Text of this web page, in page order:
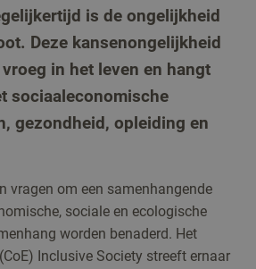
is de ongelijkheid
Deze kansenongelijkheid
in het leven en hangt
sociaaleconomische
gezondheid, opleiding en
vragen om een samenhangende
sociale en ecologische
worden benaderd. Het
Inclusive Society streeft ernaar